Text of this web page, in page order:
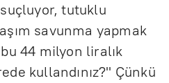
suçluyor, tutuklu
savunma yapmak
44 milyon liralık
kullandınız?" Çünkü